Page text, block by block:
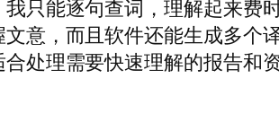
只能逐句查词，理解起来费
意，而且软件还能生成多个
处理需要快速理解的报告和